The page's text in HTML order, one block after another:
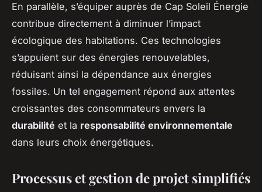
En parallèle, s’équiper auprès de Cap Soleil Énergie
contribue directement à diminuer l’impact
écologique des habitations. Ces technologies
s’appuient sur des énergies renouvelables,
réduisant ainsi la dépendance aux énergies
fossiles. Un tel engagement répond aux attentes
croissantes des consommateurs envers la
durabilité et la responsabilité environnementale
dans leurs choix énergétiques.
Processus et gestion de projet simplifiés